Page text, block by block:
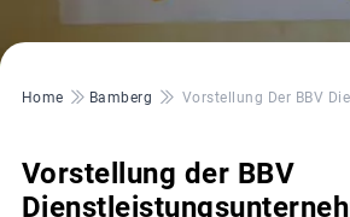
Pfadnavigation
Home Bamberg Vorstellung Der BBV
Vorstellung der BBV